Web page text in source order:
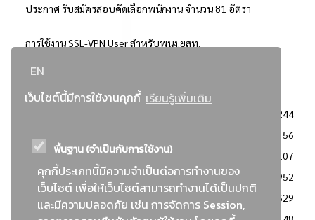
EN
เว็บไซต์นี้มีการใช้งานคุกกี้ เรียนรู้เพิ่มเติม
พื้นฐาน (จำเป็นกับการใช้งาน)
คุกกี้ประเภทนี้มีความจำเป็นต่อการทำงานของ
เว็บไซต์ เพื่อให้เว็บไซต์สามารถทำงานได้เป็นปกติ
และมีความปลอดภัย เช่น การจัดการ Session,
ประกาศ รับสมัครสอบคัดเลือกพนักงาน จำนวน 81 อัตรา
การใช้งาน SSL-VPN User สำหรับพนง.ยสท.
..ยอดนิยม..
3244
2356
: วิธีเฉพาะเจาะจง
2107
ข่าวสาร/ประกาศ
1952
: เอกสารส่งเสริมความโปร่งใสในการจัดซื้อจัดจ้าง
1629